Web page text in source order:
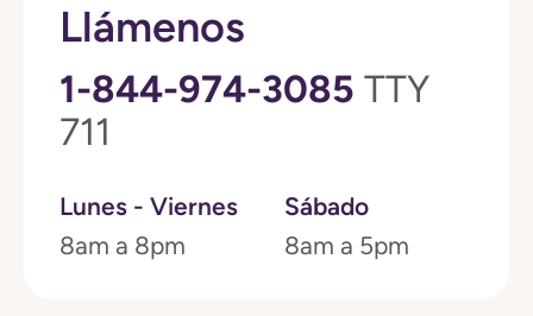
Llámenos
1-844-974-3085 TTY
711
Lunes - Viernes
8am a 8pm
Sábado
8am a 5pm